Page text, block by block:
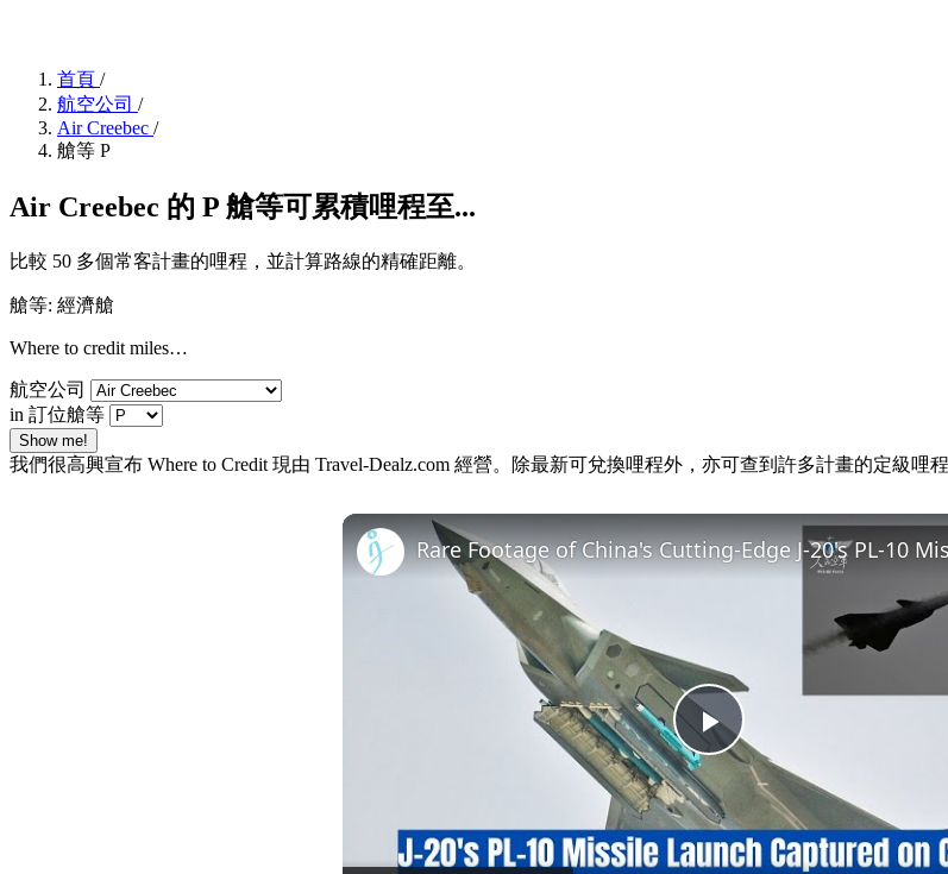
首頁 /
航空公司 /
Air Creebec /
艙等 P
Air Creebec 的 P 艙等可累積哩程至...
比較 50 多個常客計畫的哩程，並計算路線的精確距離。
艙等: 經濟艙
Where to credit miles…
航空公司
in 訂位艙等
Show me!
我們很高興宣布 Where to Credit 現由 Travel-Dealz.com 經營。除最新可兌換哩程外，亦可查到許多計畫的定級哩
Play
Video